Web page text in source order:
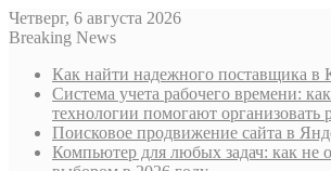
Четверг, 6 августа 2026
Breaking News
Как найти надежного поставщика в
Система учета рабочего времени:
технологии помогают организовать
Поисковое продвижение сайта в
Компьютер для любых задач: как не